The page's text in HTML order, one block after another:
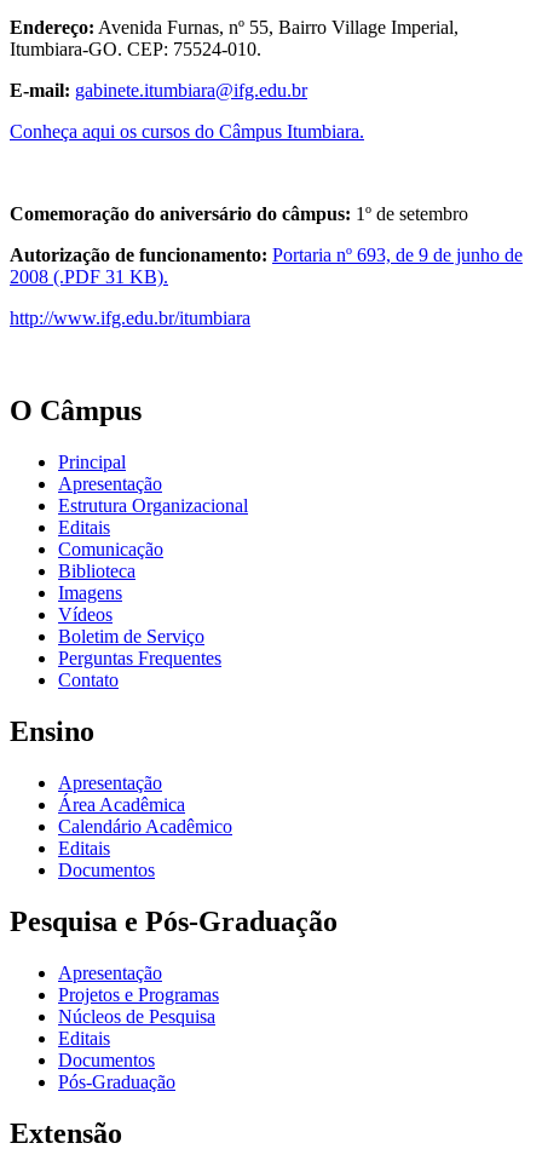
Endereço: Avenida Furnas, nº 55, Bairro Village Imperial,
Itumbiara-GO. CEP: 75524-010.
E-mail: gabinete.itumbiara@ifg.edu.br
Conheça aqui os cursos do Câmpus Itumbiara.
Comemoração do aniversário do câmpus: 1º de setembro
Autorização de funcionamento: Portaria nº 693, de 9 de junho de
2008 (.PDF 31 KB).
http://www.ifg.edu.br/itumbiara
O Câmpus
Principal
Apresentação
Estrutura Organizacional
Editais
Comunicação
Biblioteca
Imagens
Vídeos
Boletim de Serviço
Perguntas Frequentes
Contato
Ensino
Apresentação
Área Acadêmica
Calendário Acadêmico
Editais
Documentos
Pesquisa e Pós-Graduação
Apresentação
Projetos e Programas
Núcleos de Pesquisa
Editais
Documentos
Pós-Graduação
Extensão